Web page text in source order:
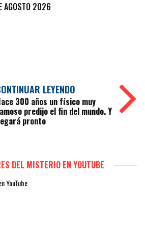
AGOSTO 2026
LEYENDO
300 años un físico muy
predijo el fin del mundo. Y
pronto
DEL MISTERIO EN YOUTUBE